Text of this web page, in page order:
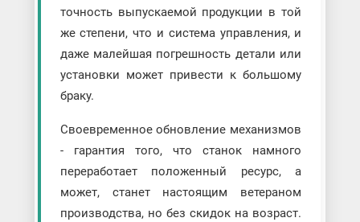
точность выпускаемой продукции в той
же степени, что и система управления, и
даже малейшая погрешность детали или
установки может привести к большому
браку.
Своевременное обновление механизмов
- гарантия того, что станок намного
переработает положенный ресурс, а
может, станет настоящим ветераном
производства, но без скидок на возраст.